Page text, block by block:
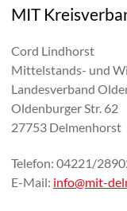
MIT
Cord Lindhorst
Mittelstands- und
Landesverband
Oldenburger Str. 62
27753 Delmenhorst
Telefon: 04221/
E-Mail: info@mit-